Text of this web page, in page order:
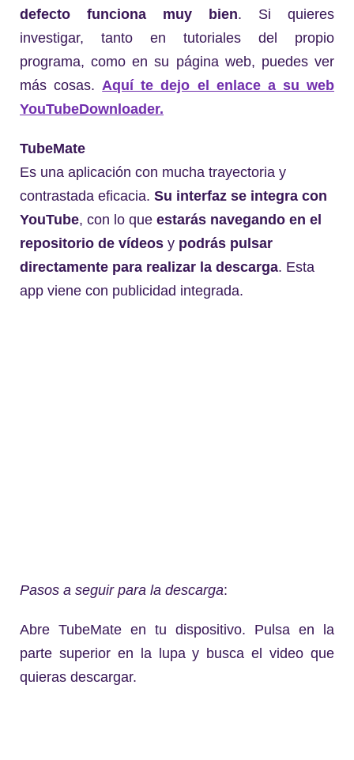
defecto funciona muy bien. Si quieres
investigar, tanto en tutoriales del propio
programa, como en su página web, puedes ver
más cosas.Aquí te dejo el enlace a su web
YouTubeDownloader.
TubeMate
Es una aplicación con mucha trayectoria y
contrastada eficacia. Su interfaz se integra con
YouTube, con lo que estarás navegando en el
repositorio de vídeos y podrás pulsar
directamente para realizar la descarga. Esta
app viene con publicidad integrada.
Pasos a seguir para la descarga:
Abre TubeMate en tu dispositivo. Pulsa en la
parte superior en la lupa y busca el video que
quieras descargar.